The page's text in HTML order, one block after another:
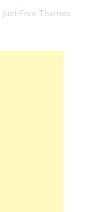
Just Free Themes